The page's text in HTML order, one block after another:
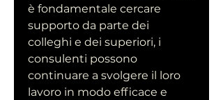
è fondamentale cercare
supporto da parte dei
colleghi e dei superiori, i
consulenti possono
continuare a svolgere il loro
lavoro in modo efficace e